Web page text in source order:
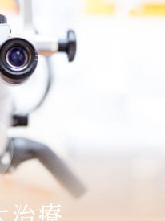
治療